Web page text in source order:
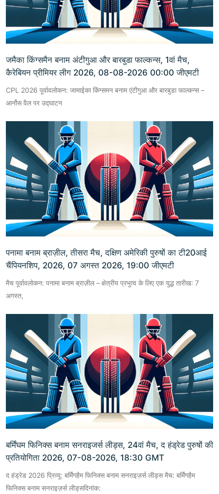
जमैका किंग्समैन बनाम अंटीगुआ और बारबुडा फाल्कन्स, 1वां मैच,
कैरेबियन प्रीमियर लीग 2026, 08-08-2026 00:00 जीएमटी
CPL 2026 पूर्वावलोकन: जामाईका किंग्समन बनाम एंटीगुआ और बारबुडा फाल्कन्स –
आर्नोस वैल पर उद्घाटन
पनामा बनाम ब्राज़ील, तीसरा मैच, दक्षिण अमेरिकी पुरुषों का टी20आई
चैंपियनशिप, 2026, 07 अगस्त 2026, 19:00 जीएमटी
मैच पूर्वावलोकन: पनामा बनाम ब्राज़ील – क्षेत्रीय प्रभुत्व के लिए एक युद्ध तारीख: 7
अगस्त,
बर्मिंघम फिनिक्स बनाम सनराइजर्स लीड्स, 24वां मैच, द हंड्रेड पुरुषों की
प्रतियोगिता 2026, 07-08-2026, 18:30 GMT
द हंड्रेड 2026 प्रिव्यू: बर्मिंगहैम फिनिक्स बनाम सनराइज़र्स लीड्स मैच: बर्मिंगहैम
फिनिक्स बनाम सनराइज़र्स लीड्सदिनांक: